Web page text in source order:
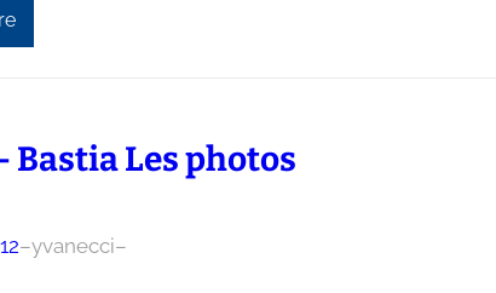
Bastia Les photos
–yvanecci–